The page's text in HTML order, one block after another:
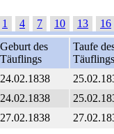
1 4 7 10 13
16
Geburt des
Täuflings
Taufe
Täuflings
24.02.1838
24.02.1838
27.02.1838